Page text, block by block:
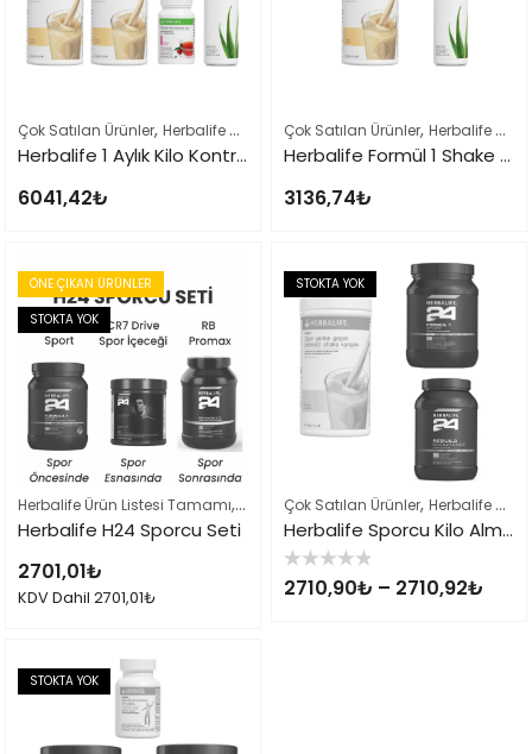
Çok Satılan Ürünler, Herbalife Ürün Listesi Tamamı ,Kilo Verme Setleri
Herbalife 1 Aylık Kilo Kontrol Seti
6041,42₺
Çok Satılan Ürünler, Herbalife Ürün Listesi Tamamı
Herbalife Formül 1 Shake + Herbal Aloe Konsantre içecek Seti
3136,74₺
ÖNE ÇIKAN ÜRÜNLER
STOKTA YOK
Herbalife Ürün Listesi Tamamı, Sporcu Beslenme Setleri
Herbalife H24 Sporcu Seti
2701,01₺
KDV Dahil 2701,01₺
STOKTA YOK
Çok Satılan Ürünler, Herbalife Ürün Listesi Tamamı
Herbalife Sporcu Kilo Alma Seti
5
üzerinden
2710,90₺ – 2710,92₺
STOKTA YOK